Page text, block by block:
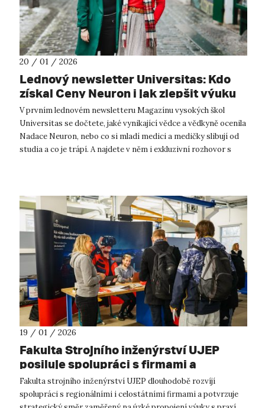
20 / 01 / 2026
Lednový newsletter Universitas: Kdo
získal Ceny Neuron i jak zlepšit výuku
medicíny
V prvním lednovém newsletteru Magazínu vysokých škol
Universitas se dočtete, jaké vynikající vědce a vědkyně ocenila
Nadace Neuron, nebo co si mladí medici a medičky slibují od
studia a co je trápí. A najdete v něm i exkluzivní rozhovor s
19 / 01 / 2026
Fakulta Strojního inženýrství UJEP
posiluje spolupráci s firmami a
systematicky propojuje studium s
praxí
Fakulta strojního inženýrství UJEP dlouhodobě rozvíjí
spolupráci s regionálními i celostátními firmami a potvrzuje